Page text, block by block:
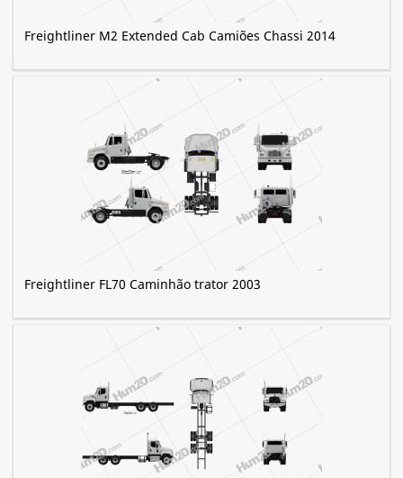
Freightliner M2 Extended Cab Camiões Chassi 2014
Freightliner FL70 Caminhão trator 2003